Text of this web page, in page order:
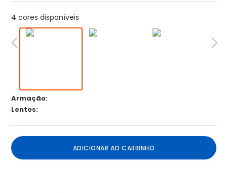
4 cores disponíveis
Armação:
Lentes:
ADICIONAR AO CARRINHO